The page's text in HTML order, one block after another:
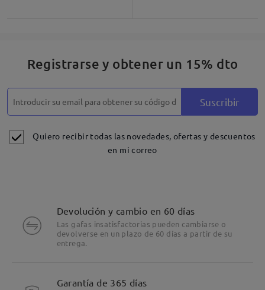
Registrarse y obtener un 15% dto
Suscribir
Quiero recibir todas las novedades, ofertas y descuentos
en mi correo
Devolución y cambio en 60 días
Las gafas insatisfactorias pueden cambiarse o
devolverse en un plazo de 60 días a partir de su
entrega.
Garantía de 365 días